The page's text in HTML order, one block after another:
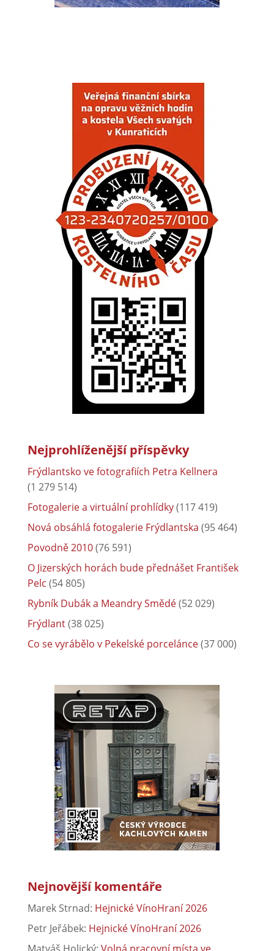
Nejprohlíženější příspěvky
Frýdlantsko ve fotografiích Petra Kellnera
(1 279 514)
Fotogalerie a virtuální prohlídky(117 419)
Nová obsáhlá fotogalerie Frýdlantska (95 464)
Povodně 2010(76 591)
O Jizerských horách bude přednášet František
Pelc (54 805)
Rybník Dubák a Meandry Smědé(52 029)
Frýdlant(38 025)
Co se vyrábělo v Pekelské porcelánce(37 000)
Nejnovější komentáře
Marek Strnad: Hejnické VínoHraní 2026
Petr Jeřábek: Hejnické VínoHraní 2026
Matyáš Holický: Volná pracovní místa ve